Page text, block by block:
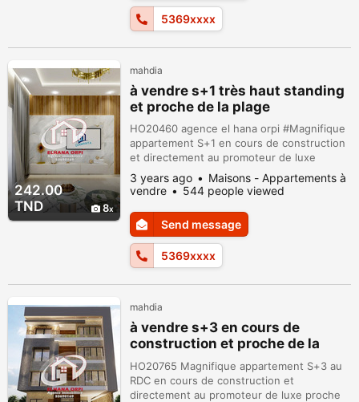
un coin à manger ouvert sur une terrasse ;
...
5369xxxx
242.00
TND
8
mahdia
à vendre s+1 très haut standing
et proche de la plage
HO20460 agence el hana orpi #Magnifique
appartement S+1 en cours de construction
et directement au promoteur de luxe
proche de la mer lumineux et calme dans
une immeuble avec assesseur et gardien
jour et nuit en face les hôtels .
Appartement super idéalement situé
(#plage, commerces, hotels). ; cet
appartement est composé de: grand séjour
lumineux et confort...
3 years ago
Maisons - Appartements à
vendre
544 people viewed
Send message
5369xxxx
mahdia
à vendre s+3 en cours de
construction et proche de la
plage
HO20765 Magnifique appartement S+3 au
RDC en cours de construction et
directement au promoteur de luxe proche